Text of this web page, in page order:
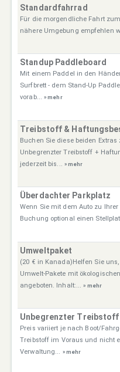
Standardfahrrad
Für die morgendliche Fahrt
nähere Umgebung empfehlen
Standup Paddleboard
Mit einem Paddel in den
Surfbrett - dem Stand-Up
vorab...» mehr
Treibstoff &
Buchen Sie diese beiden
Unbegrenzter Treibstoff +
jederzeit bis... » mehr
Überdachter Parkplatz
Wenn Sie mit dem Auto zu
Buchung optional einen
Umweltpaket
(20 € in Kanada)Helfen Sie
Umwelt-Pakete mit
angeboten. Inhalt:...» mehr
Unbegrenzter Treibstoff
Preis variiert je nach Boot/
Treibstoff im Voraus und nicht
Verwaltung... » mehr